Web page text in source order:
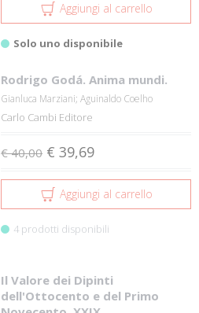
Aggiungi al carrello
Solo uno disponibile
Rodrigo Godá. Anima mundi.
Gianluca Marziani; Aguinaldo Coelho
Carlo Cambi Editore
€ 40,00 € 39,69
Aggiungi al carrello
4 prodotti disponibili
Il Valore dei Dipinti
dell'Ottocento e del Primo